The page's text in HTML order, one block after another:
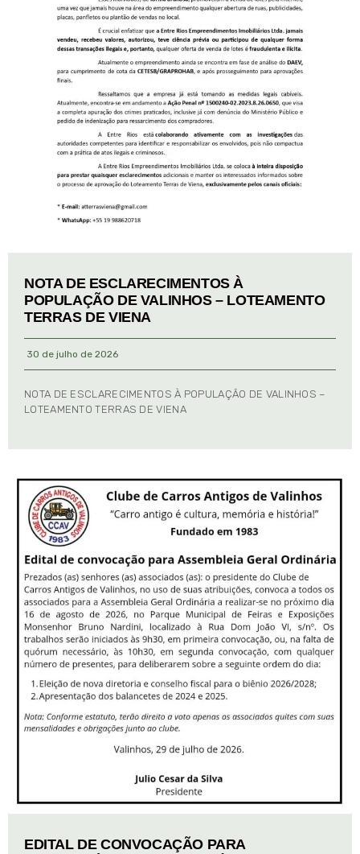
NOTA DE ESCLARECIMENTOS À
POPULAÇÃO DE VALINHOS – LOTEAMENTO
TERRAS DE VIENA
30 de julho de 2026
NOTA DE ESCLARECIMENTOS À POPULAÇÃO DE VALINHOS –
LOTEAMENTO TERRAS DE VIENA
EDITAL DE CONVOCAÇÃO PARA